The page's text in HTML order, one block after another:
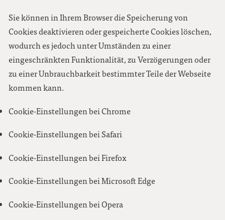
Sie können in Ihrem Browser die Speicherung von
Cookies deaktivieren oder gespeicherte Cookies löschen,
wodurch es jedoch unter Umständen zu einer
eingeschränkten Funktionalität, zu Verzögerungen oder
zu einer Unbrauchbarkeit bestimmter Teile der Webseite
kommen kann.
Cookie-Einstellungen bei Chrome
Cookie-Einstellungen bei Safari
Cookie-Einstellungen bei Firefox
Cookie-Einstellungen bei Microsoft Edge
Cookie-Einstellungen bei Opera